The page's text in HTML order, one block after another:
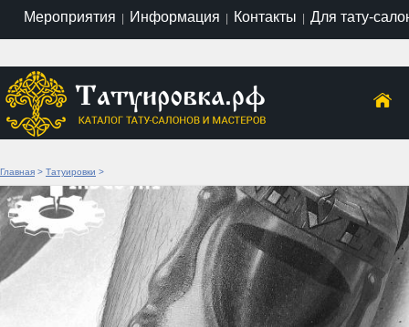
Мероприятия | Информация | Контакты | Для тату-
Главная > Татуировки >